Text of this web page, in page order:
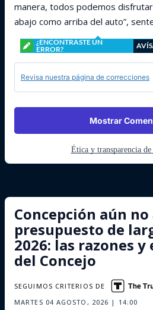
manera, todos podemos
abajo como arriba del auto”,
¿ENCONTRASTE UN
ERROR?
Revisa nuestra página de correcciones
Mostrar
Ética y transparencia
Concepción aún
presupuesto de
2026: las razones
del Concejo
MARTES 04 AGOSTO, 2026 | 14:00
SEGUIMOS CRITERIOS DE